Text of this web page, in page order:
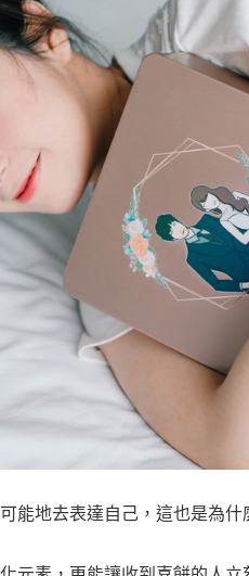
能地去表達自己，這也是為